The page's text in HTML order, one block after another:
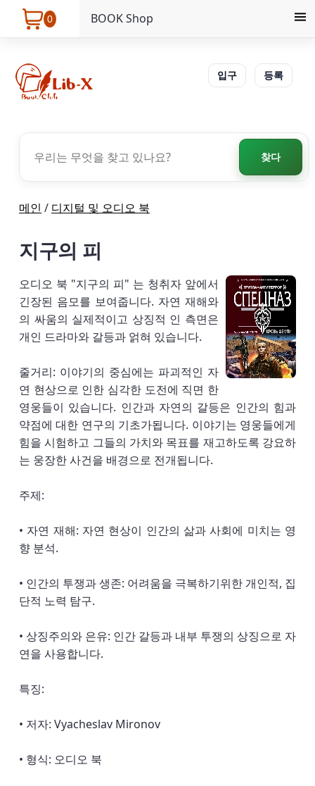
0 BOOK Shop
입구 등록
찾다
메인 / 디지털 및 오디오 북
지구의 피
오디오 북 "지구의 피" 는 청취자 앞에서
긴장된 음모를 보여줍니다. 자연 재해와
의 싸움의 실제적이고 상징적 인 측면은
개인 드라마와 갈등과 얽혀 있습니다.
줄거리: 이야기의 중심에는 파괴적인 자
연 현상으로 인한 심각한 도전에 직면 한
영웅들이 있습니다. 인간과 자연의 갈등은 인간의 힘과
약점에 대한 연구의 기초가됩니다. 이야기는 영웅들에게
힘을 시험하고 그들의 가치와 목표를 재고하도록 강요하
는 웅장한 사건을 배경으로 전개됩니다.
주제:
• 자연 재해: 자연 현상이 인간의 삶과 사회에 미치는 영
향 분석.
• 인간의 투쟁과 생존: 어려움을 극복하기위한 개인적, 집
단적 노력 탐구.
• 상징주의와 은유: 인간 갈등과 내부 투쟁의 상징으로 자
연을 사용합니다.
특징:
• 저자: Vyacheslav Mironov
• 형식: 오디오 북